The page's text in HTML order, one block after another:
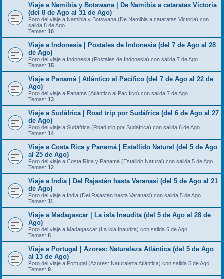
Viaje a Namibia y Botswana | De Namibia a cataratas Victoria
(del 8 de Ago al 31 de Ago)
Foro del viaje a Namibia y Botswana (De Namibia a cataratas Victoria) con
salida 8 de Ago
Temas: 10
Viaje a Indonesia | Postales de Indonesia (del 7 de Ago al 28
de Ago)
Foro del viaje a Indonesia (Postales de Indonesia) con salida 7 de Ago
Temas: 15
Viaje a Panamá | Atlántico al Pacífico (del 7 de Ago al 22 de
Ago)
Foro del viaje a Panamá (Atlántico al Pacífico) con salida 7 de Ago
Temas: 13
Viaje a Sudáfrica | Road trip por Sudáfrica (del 6 de Ago al 27
de Ago)
Foro del viaje a Sudáfrica (Road trip por Sudáfrica) con salida 6 de Ago
Temas: 14
Viaje a Costa Rica y Panamá | Estallido Natural (del 5 de Ago
al 25 de Ago)
Foro del viaje a Costa Rica y Panamá (Estallido Natural) con salida 5 de Ago
Temas: 12
Viaje a India | Del Rajastán hasta Varanasi (del 5 de Ago al 21
de Ago)
Foro del viaje a India (Del Rajastán hasta Varanasi) con salida 5 de Ago
Temas: 11
Viaje a Madagascar | La isla Inaudita (del 5 de Ago al 28 de
Ago)
Foro del viaje a Madagascar (La isla Inaudita) con salida 5 de Ago
Temas: 8
Viaje a Portugal | Azores: Naturaleza Atlántica (del 5 de Ago
al 13 de Ago)
Foro del viaje a Portugal (Azores: Naturaleza Atlántica) con salida 5 de Ago
Temas: 9